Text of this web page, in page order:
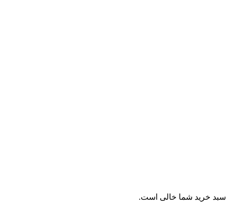
سبد خرید شما خالی است.